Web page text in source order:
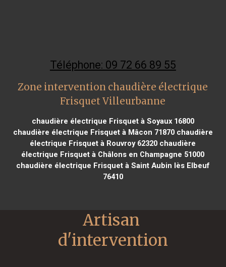
Téléphone: 09 72 66 89 55
Zone intervention chaudière électrique
Frisquet Villeurbanne
chaudière électrique Frisquet à Soyaux 16800
chaudière électrique Frisquet à Mâcon 71870chaudière
électrique Frisquet à Rouvroy 62320 chaudière
électrique Frisquet à Châlons en Champagne 51000
chaudière électrique Frisquet à Saint Aubin lès Elbeuf
76410
Artisan
d'intervention